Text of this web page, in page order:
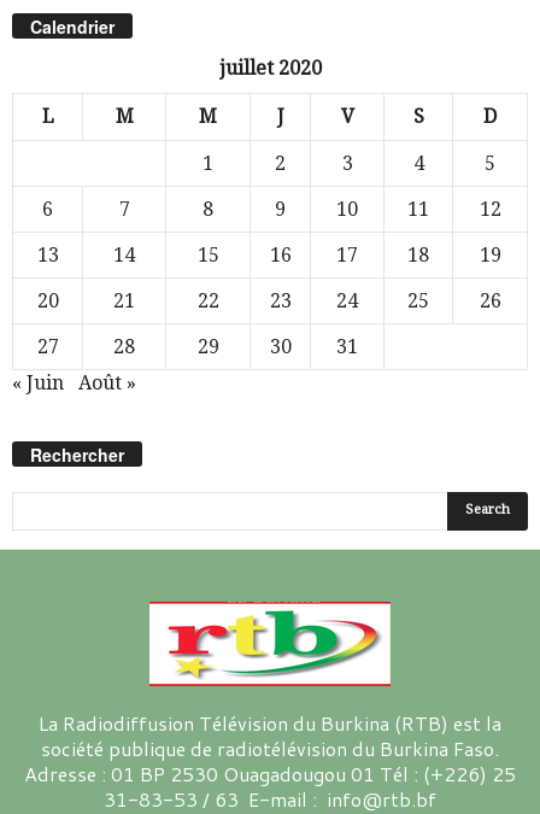
Calendrier
juillet 2020
L M M J V S D
1 2 3 4
5
6
7 8 9 10 11
12
13
14 15 16 17 18
19
20
21 22 23 24 25
26
27
28 29 30
31
« Juin
Août »
Rechercher
La Radiodiffusion Télévision du Burkina (RTB) est la
société publique de radiotélévision du Burkina Faso.
Adresse : 01 BP 2530 Ouagadougou 01 Tél : (+226) 25
31-83-53 / 63 E-mail : info@rtb.bf